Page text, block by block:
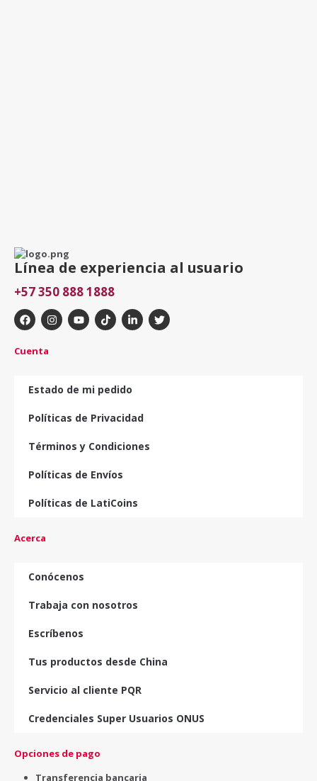
Línea de experiencia al usuario
+57 350 888 1888
Cuenta
Estado de mi pedido
Políticas de Privacidad
Términos y Condiciones
Políticas de Envíos
Políticas de LatiCoins
Acerca
Conócenos
Trabaja con nosotros
Escríbenos
Tus productos desde China
Servicio al cliente PQR
Credenciales Super Usuarios ONUS
Opciones de pago
Transferencia bancaria